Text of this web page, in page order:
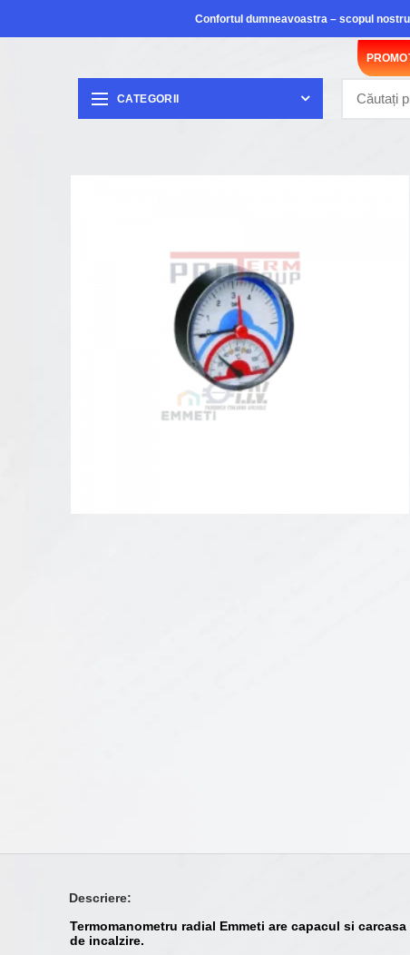
Confortul dumneavoastra – scopul nostru
CATEGORII
Descriere:
Termomanometru radial Emmeti are capacul si
de incalzire.